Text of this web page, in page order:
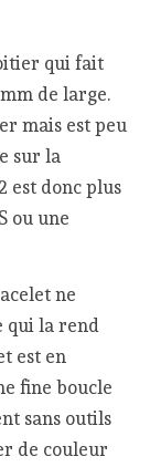
qui fait
de large.
mais est peu
sur la
est donc plus
ou une
ne
qui la rend
est en
fine boucle
sans outils
de couleur